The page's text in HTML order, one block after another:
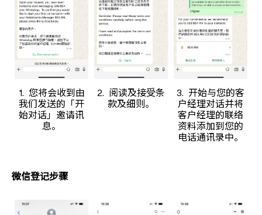
1. 您将会收到由
我们发送的「开
始对话」邀请讯
息。
2. 阅读及接受条
款及细则。
3. 开始与您的客
户经理对话并将
客户经理的联络
资料添加到您的
电话通讯录中。
微信登记步骤